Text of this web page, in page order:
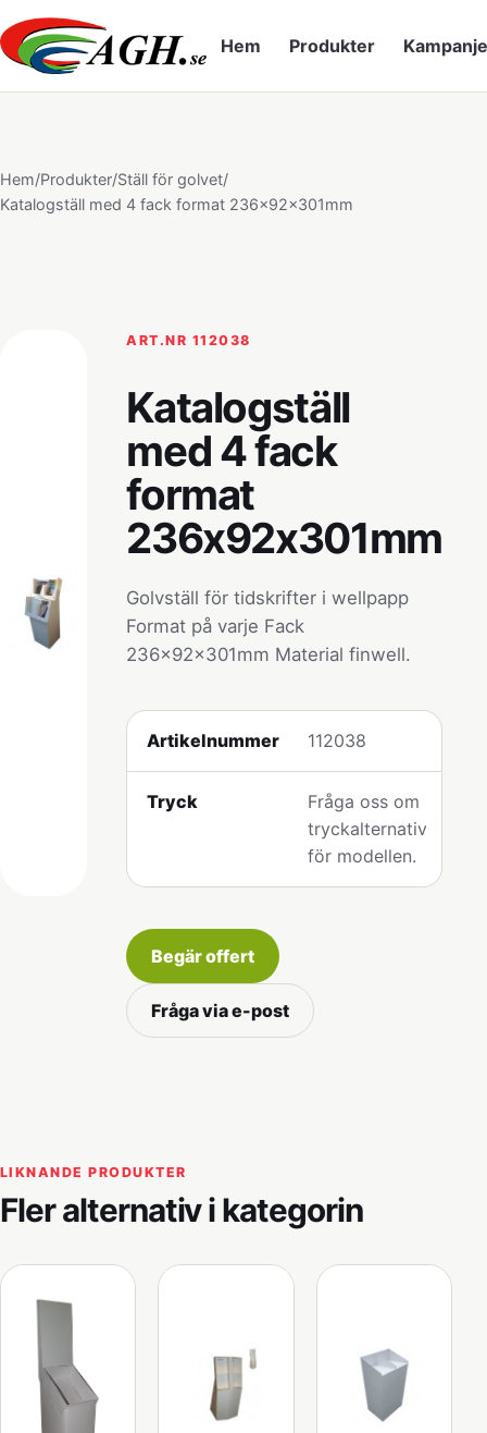
Hem Produkter
Hem/Produkter/Ställ för golvet/
Katalogställ med 4 fack format 236x92x301mm
ART.NR 112038
Katalogställ
med 4 fack
format
236x92x301mm
Golvställ för tidskrifter i wellpapp
Format på varje Fack
236x92x301mm Material finwell.
Artikelnummer 112038
Tryck
Fråga oss om
tryckalternativ
för modellen.
Begär offert
Fråga via e-post
LIKNANDE PRODUKTER
Fler alternativ i kategorin